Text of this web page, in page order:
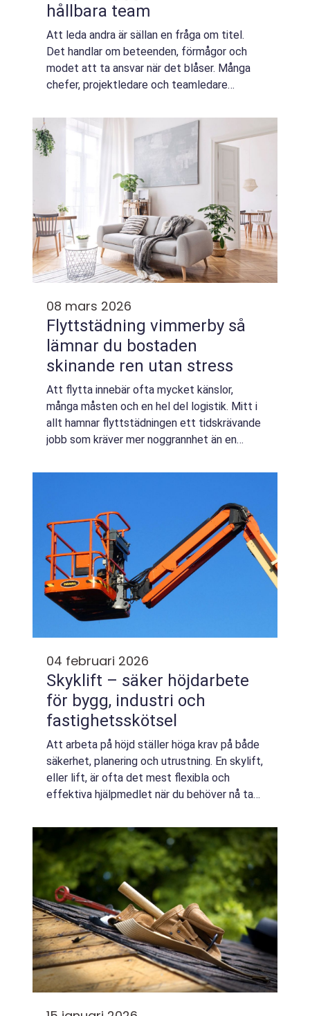
hållbara team
Att leda andra är sällan en fråga om titel.
Det handlar om beteenden, förmågor och
modet att ta ansvar när det blåser. Många
chefer, projektledare och teamledare
08 mars 2026
Flyttstädning vimmerby så
lämnar du bostaden
skinande ren utan stress
Att flytta innebär ofta mycket känslor,
många måsten och en hel del logistik. Mitt i
allt hamnar flyttstädningen ett tidskrävande
jobb som kräver mer noggrannhet än en
flyttstädning Vimmerby behöver ha koll på
04 februari 2026
Skyklift – säker höjdarbete
för bygg, industri och
fastighetsskötsel
Att arbeta på höjd ställer höga krav på både
säkerhet, planering och utrustning. En skylift,
eller lift, är ofta det mest flexibla och
effektiva hjälpmedlet när du behöver nå tak,